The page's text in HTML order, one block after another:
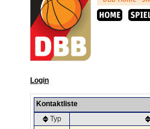
Login
Kontaktliste
Typ